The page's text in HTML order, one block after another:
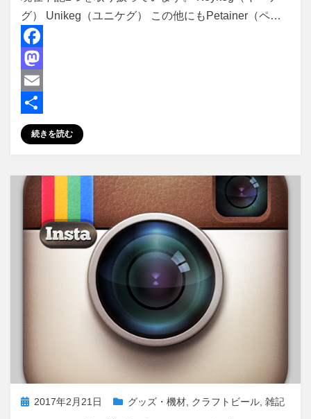
グ） Unikeg（ユニケグ） この他にもPetainer（ペ…
F
a
c
e
b
o
M
a
s
d
E
m
a
l
共
有
続きを読む
投 2017年2月21日 グッズ・機材 クラフトビール 雑記